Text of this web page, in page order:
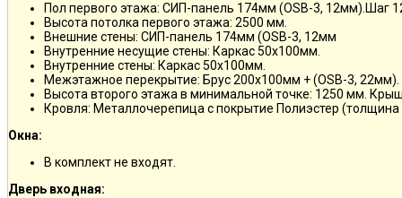
Пол первого этажа: СИП-панель 174мм (OSB-3, 12мм).Шаг
Высота потолка первого этажа: 2500 мм.
Внешние стены: СИП-панель 174мм (OSB-3, 12мм
Внутренние несущие стены: Каркас 50х100мм.
Внутренние стены: Каркас 50х100мм.
Межэтажное перекрытие: Брус 200х100мм + (OSB-3, 22мм).
Высота второго этажа в минимальной точке: 1250 мм.
Кровля: Металлочерепица с покрытие Полиэстер
Окна:
В комплект не входят.
Дверь входная: